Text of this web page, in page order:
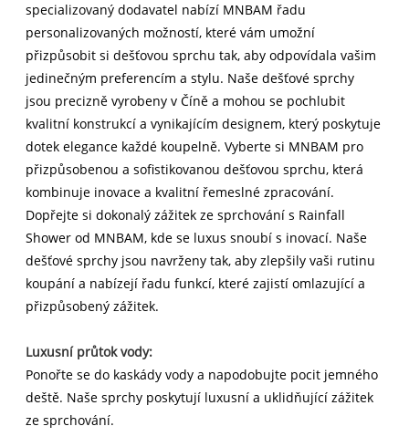
specializovaný dodavatel nabízí MNBAM řadu
personalizovaných možností, které vám umožní
přizpůsobit si dešťovou sprchu tak, aby odpovídala vašim
jedinečným preferencím a stylu. Naše dešťové sprchy
jsou precizně vyrobeny v Číně a mohou se pochlubit
kvalitní konstrukcí a vynikajícím designem, který poskytuje
dotek elegance každé koupelně. Vyberte si MNBAM pro
přizpůsobenou a sofistikovanou dešťovou sprchu, která
kombinuje inovace a kvalitní řemeslné zpracování.
Dopřejte si dokonalý zážitek ze sprchování s Rainfall
Shower od MNBAM, kde se luxus snoubí s inovací. Naše
dešťové sprchy jsou navrženy tak, aby zlepšily vaši rutinu
koupání a nabízejí řadu funkcí, které zajistí omlazující a
přizpůsobený zážitek.
Luxusní průtok vody:
Ponořte se do kaskády vody a napodobujte pocit jemného
deště. Naše sprchy poskytují luxusní a uklidňující zážitek
ze sprchování.